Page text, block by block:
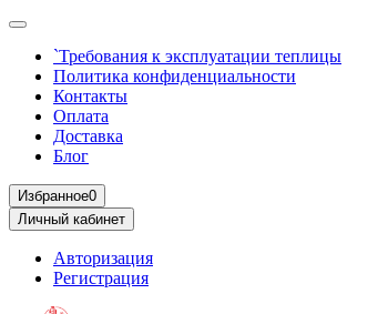
`Требования к эксплуатации теплицы
Политика конфиденциальности
Контакты
Оплата
Доставка
Блог
Избранное0
Личный кабинет
Авторизация
Регистрация